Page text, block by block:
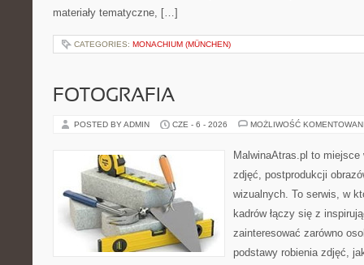
materiały tematyczne, […]
CATEGORIES: MONACHIUM (MÜNCHEN)
FOTOGRAFIA
POSTED BY ADMIN CZE - 6 - 2026 MOŻLIWOŚĆ
MalwinaAtras.pl to
zdjęć, postprodukcji
wizualnych. To serwis, w
kadrów łączy się z
zainteresować zarówno
podstawy robienia zdjęć,